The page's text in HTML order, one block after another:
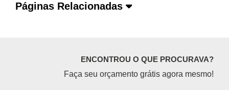
Páginas Relacionadas
ENCONTROU O QUE PROCURAVA?
Faça seu orçamento grátis agora mesmo!